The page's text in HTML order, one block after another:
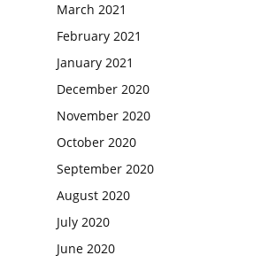
March 2021
February 2021
January 2021
December 2020
November 2020
October 2020
September 2020
August 2020
July 2020
June 2020